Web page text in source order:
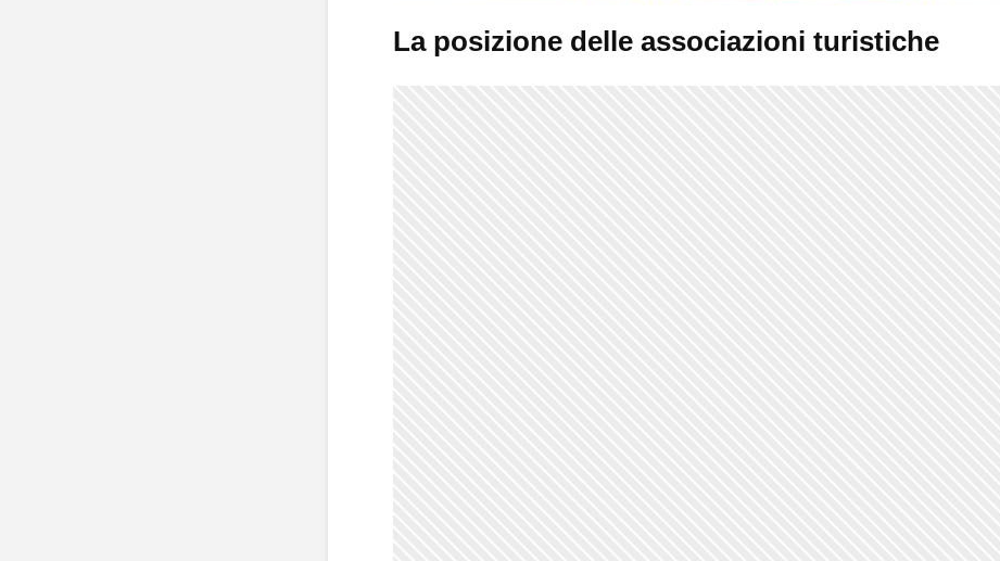
La posizione delle associazioni turistiche